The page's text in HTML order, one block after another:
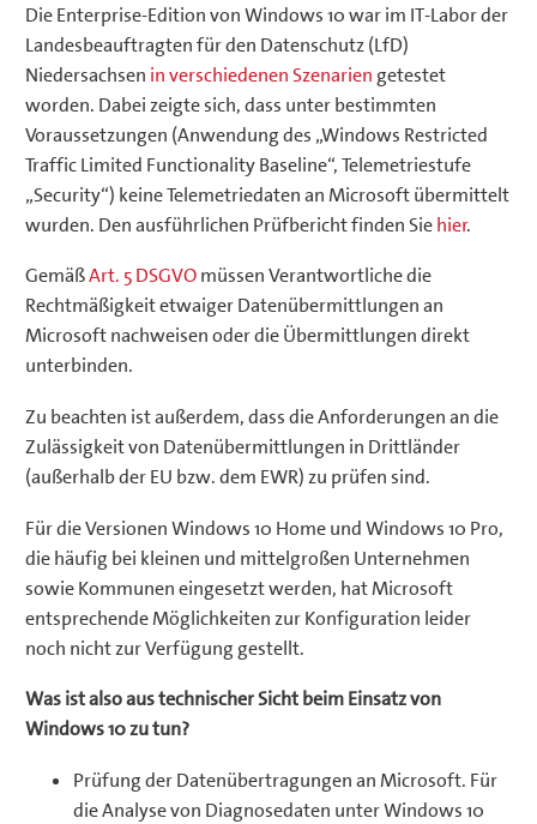
Die Enterprise-Edition von Windows 10 war im IT-Labor der
Landesbeauftragten für den Datenschutz (LfD)
Niedersachsen in verschiedenen Szenarien getestet
worden. Dabei zeigte sich, dass unter bestimmten
Voraussetzungen (Anwendung des „Windows Restricted
Traffic Limited Functionality Baseline“, Telemetriestufe
„Security“) keine Telemetriedaten an Microsoft übermittelt
wurden. Den ausführlichen Prüfbericht finden Siehier.
GemäßArt. 5 DSGVOmüssen Verantwortliche die
Rechtmäßigkeit etwaiger Datenübermittlungen an
Microsoft nachweisen oder die Übermittlungen direkt
unterbinden.
Zu beachten ist außerdem, dass die Anforderungen an die
Zulässigkeit von Datenübermittlungen in Drittländer
(außerhalb der EU bzw. dem EWR) zu prüfen sind.
Für die Versionen Windows 10 Home und Windows 10 Pro,
die häufig bei kleinen und mittelgroßen Unternehmen
sowie Kommunen eingesetzt werden, hat Microsoft
entsprechende Möglichkeiten zur Konfiguration leider
noch nicht zur Verfügung gestellt.
Was ist also aus technischer Sicht beim Einsatz von
Windows 10 zu tun?
Prüfung der Datenübertragungen an Microsoft. Für
die Analyse von Diagnosedaten unter Windows 10